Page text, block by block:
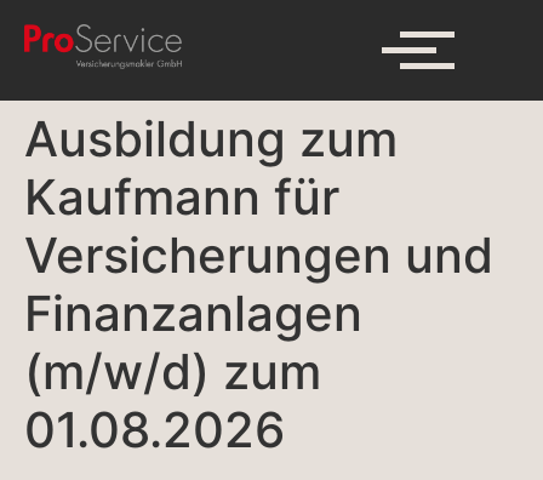
Ausbildung zum
Kaufmann für
Versicherungen und
Finanzanlagen
(m/w/d) zum
01.08.2026